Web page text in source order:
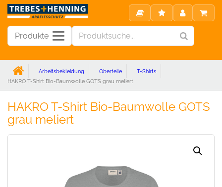
Produkte
Arbeitsbekleidung Oberteile
T-Shirts
HAKRO T-Shirt Bio-Baumwolle GOTS grau meliert
HAKRO T-Shirt Bio-Baumwolle GOTS
grau meliert